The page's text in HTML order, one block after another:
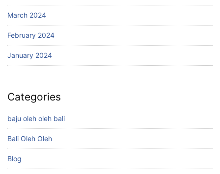
March 2024
February 2024
January 2024
Categories
baju oleh oleh bali
Bali Oleh Oleh
Blog